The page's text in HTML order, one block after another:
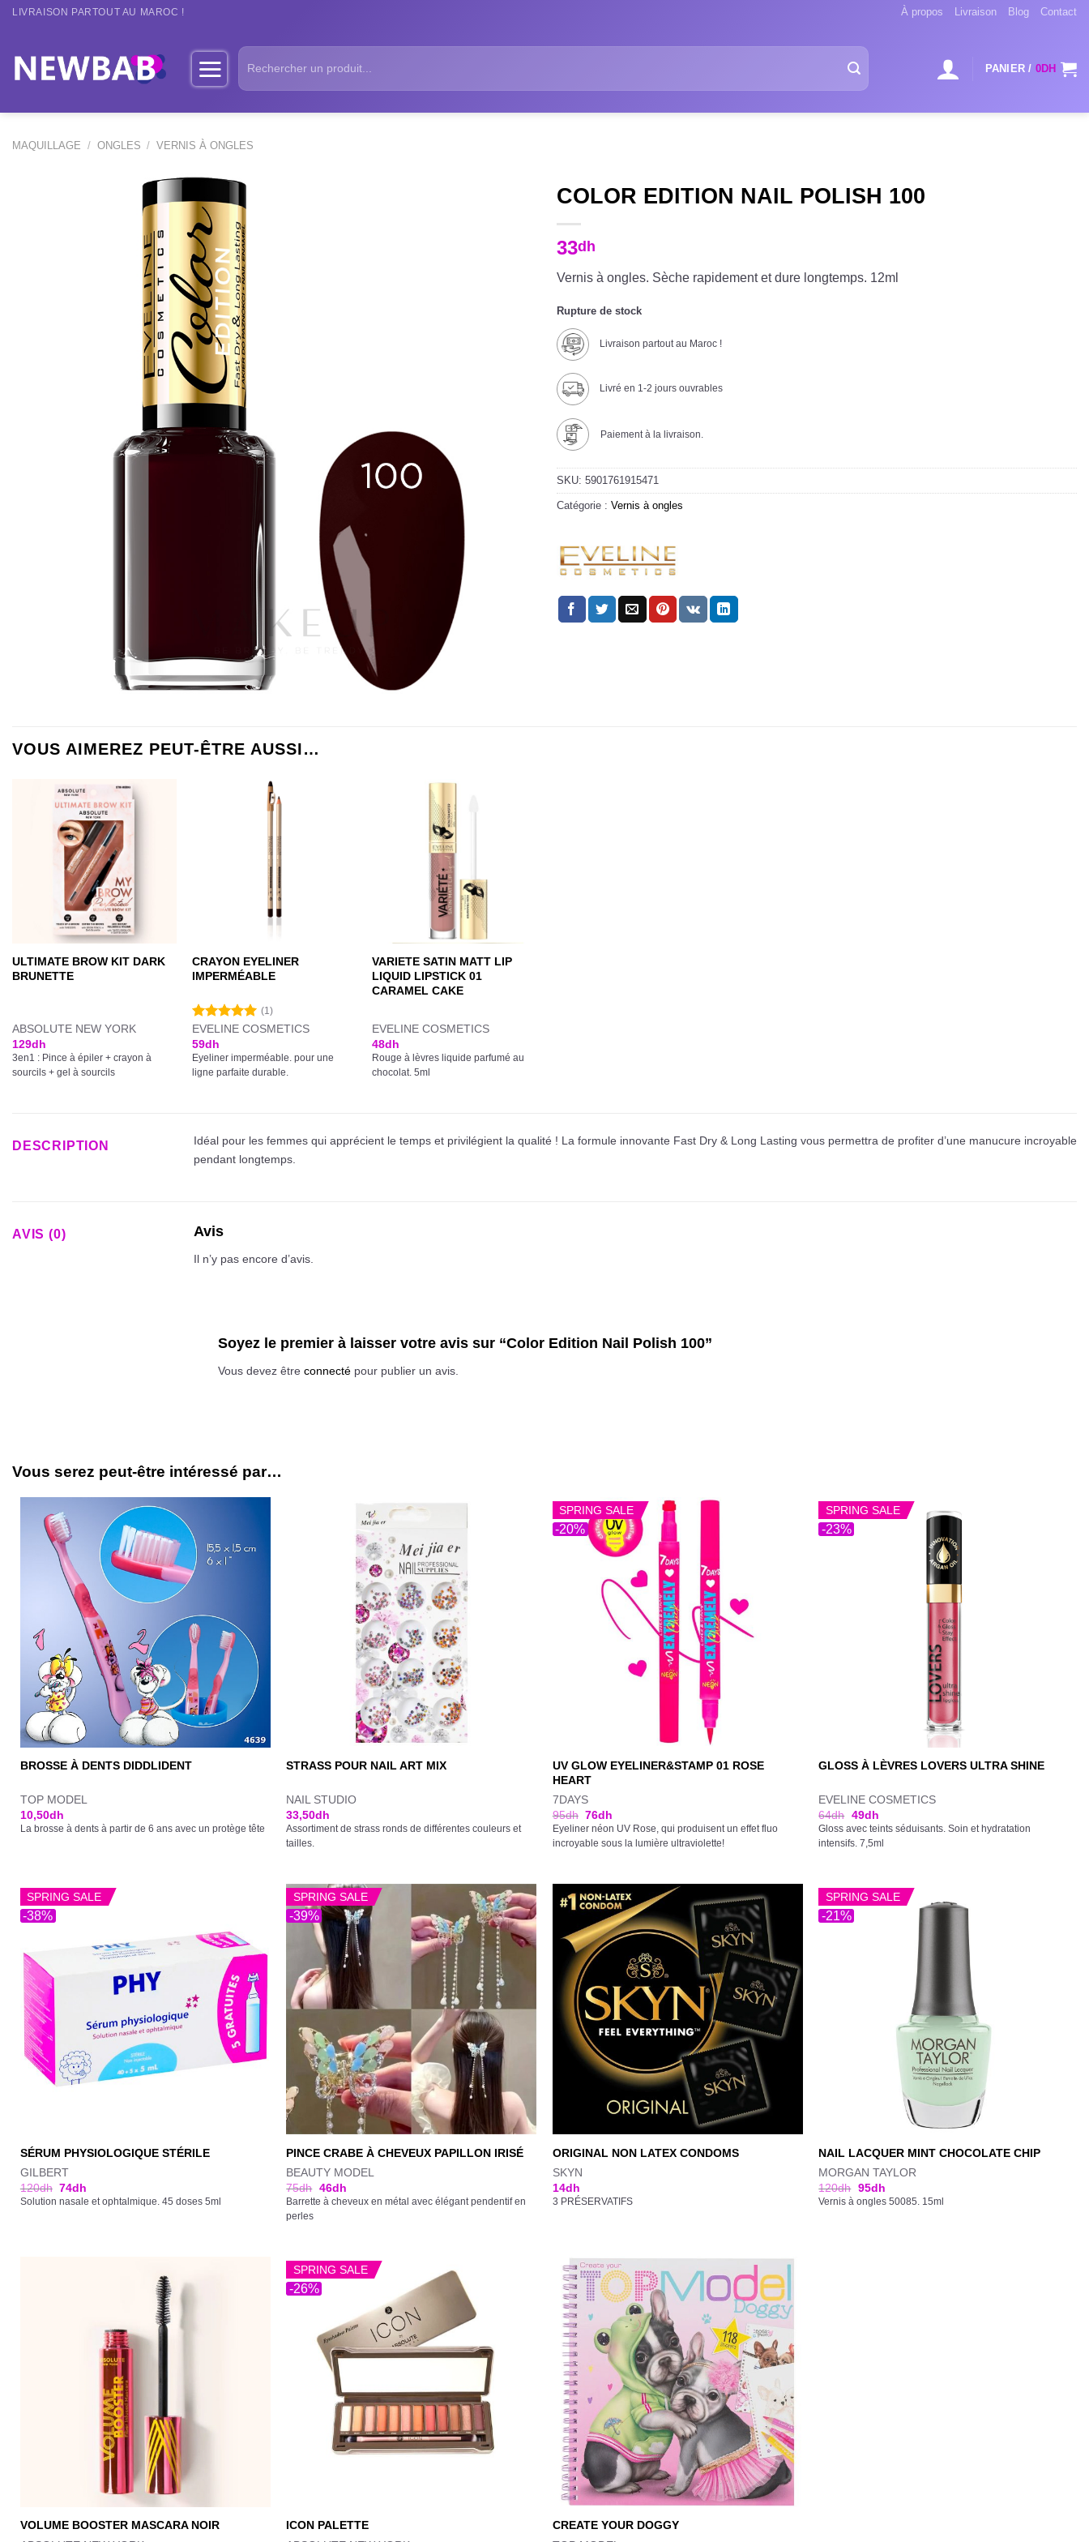
Passer
LIVRAISON PARTOUT AU MAROC ! À propos Livraison Blog Contact
Recherche
pour :
PANIER / 0DH
MAQUILLAGE / ONGLES / VERNIS À ONGLES
COLOR EDITION NAIL POLISH 100
33dh
Vernis à ongles. Sèche rapidement et dure longtemps. 12ml
Rupture de stock
Livraison partout au Maroc !
Livré en 1-2 jours ouvrables
Paiement à la livraison.
SKU: 5901761915471
Catégorie : Vernis à ongles
VOUS AIMEREZ PEUT-ÊTRE AUSSI…
ULTIMATE BROW KIT DARK
BRUNETTE
ABSOLUTE NEW YORK
129dh
3en1 : Pince à épiler + crayon à
sourcils + gel à sourcils
CRAYON EYELINER
IMPERMÉABLE
Note5.00
sur 5
(1)
EVELINE COSMETICS
59dh
Eyeliner imperméable. pour une
ligne parfaite durable.
VARIETE SATIN MATT LIP
LIQUID LIPSTICK 01
CARAMEL CAKE
EVELINE COSMETICS
48dh
Rouge à lèvres liquide parfumé au
chocolat. 5ml
DESCRIPTION
Idéal pour les femmes qui apprécient le temps et privilégient la qualité ! La formule innovante Fast Dry & Long Lasting vous permettra de profiter d’une manucure incroyable
pendant longtemps.
AVIS (0) Avis
Il n’y pas encore d’avis.
Soyez le premier à laisser votre avis sur “Color Edition Nail Polish 100”
Vous devez être connecté pour publier un avis.
Vous serez peut-être intéressé par…
BROSSE À DENTS DIDDLIDENT
TOP MODEL
10,50dh
La brosse à dents à partir de 6 ans avec un protège tête
STRASS POUR NAIL ART MIX
NAIL STUDIO
33,50dh
Assortiment de strass ronds de différentes couleurs et
tailles.
-20%
SPRING SALE
UV GLOW EYELINER&STAMP 01 ROSE
HEART
7DAYS
95dh 76dh
Eyeliner néon UV Rose, qui produisent un effet fluo
incroyable sous la lumière ultraviolette!
-23%
SPRING SALE
GLOSS À LÈVRES LOVERS ULTRA SHINE
EVELINE COSMETICS
64dh 49dh
Gloss avec teints séduisants. Soin et hydratation
intensifs. 7,5ml
-38%
SPRING SALE
SÉRUM PHYSIOLOGIQUE STÉRILE
GILBERT
120dh 74dh
Solution nasale et ophtalmique. 45 doses 5ml
-39%
SPRING SALE
PINCE CRABE À CHEVEUX PAPILLON IRISÉ
BEAUTY MODEL
75dh 46dh
Barrette à cheveux en métal avec élégant pendentif en
perles
ORIGINAL NON LATEX CONDOMS
SKYN
14dh
3 PRÉSERVATIFS
-21%
SPRING SALE
NAIL LACQUER MINT CHOCOLATE CHIP
MORGAN TAYLOR
120dh 95dh
Vernis à ongles 50085. 15ml
VOLUME BOOSTER MASCARA NOIR
-26%
SPRING SALE
ICON PALETTE
CREATE YOUR DOGGY